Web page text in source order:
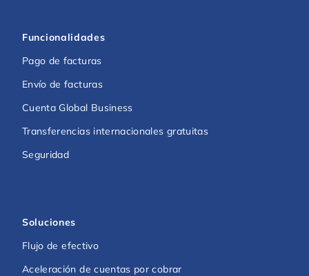
Funcionalidades
Pago de facturas
Envío de facturas
Cuenta Global Business
Transferencias internacionales gratuitas
Seguridad
Soluciones
Flujo de efectivo
Aceleración de cuentas por cobrar